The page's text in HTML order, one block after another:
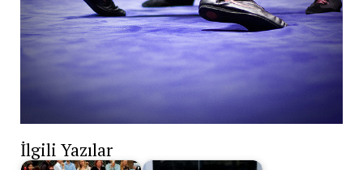
İlgili Yazılar